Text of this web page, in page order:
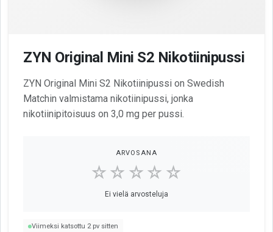
ZYN Original Mini S2 Nikotiinipussi
ZYN Original Mini S2 Nikotiinipussi on Swedish
Matchin valmistama nikotiinipussi, jonka
nikotiinipitoisuus on 3,0 mg per pussi.
ARVOSANA
☆☆☆☆☆
Ei vielä arvosteluja
Viimeksi katsottu 2 pv sitten